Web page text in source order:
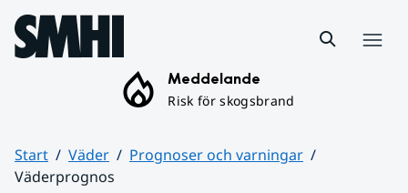
Hoppa till sidans innehåll
Meddelande
Risk för skogsbrand
Start Väder
Prognoser och varningar
Väderprognos